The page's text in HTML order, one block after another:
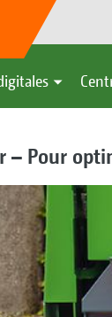
– Pour